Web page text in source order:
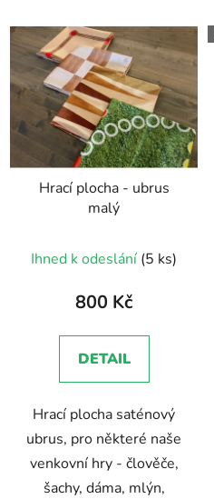
Hrací plocha - ubrus
malý
Ihned k odeslání (5 ks)
800 Kč
DETAIL
Hrací plocha saténový
ubrus, pro některé naše
venkovní hry - člověče,
šachy, dáma, mlýn,